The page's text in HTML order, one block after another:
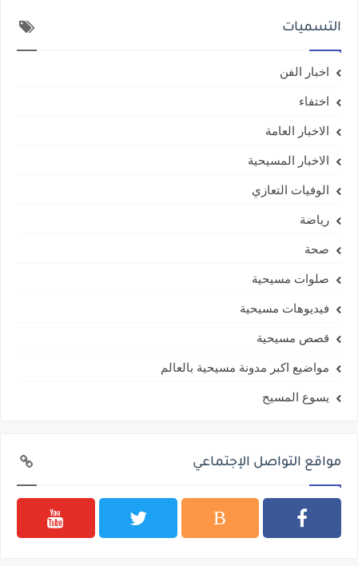
التسميات
اخبار الفن
اختفاء
الاخبار العامة
الاخبار المسيحية
الوفيات التعازي
رياضة
صحة
صلوات مسيحية
فيديوهات مسيحية
قصص مسيحية
مواضيع اكبر مدونة مسيحية بالعالم
يسوع المسيح
مواقع التواصل الإجتماعي